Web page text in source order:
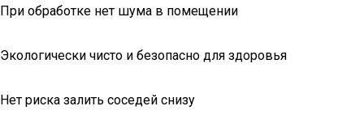
При обработке нет шума в помещении
Экологически чисто и безопасно для здоровья
Нет риска залить соседей снизу